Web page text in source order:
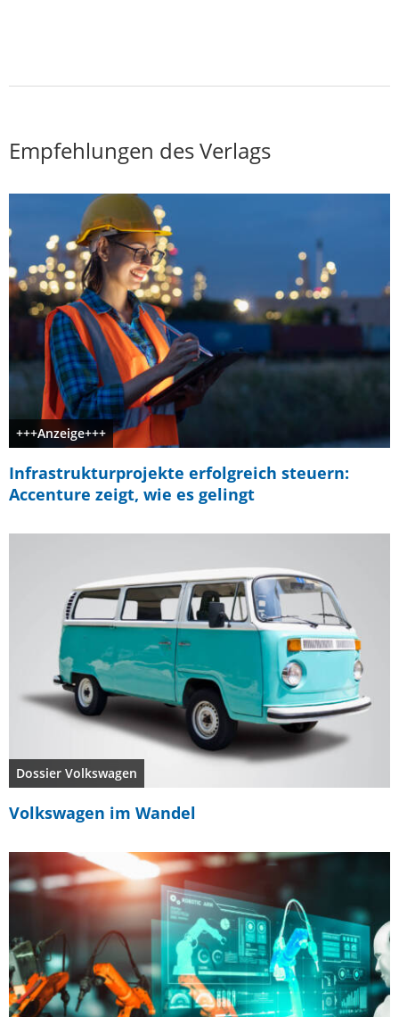
Empfehlungen des Verlags
+++Anzeige+++
Infrastrukturprojekte erfolgreich steuern:
Accenture zeigt, wie es gelingt
Dossier Volkswagen
Volkswagen im Wandel